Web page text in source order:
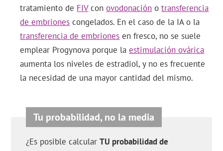
tratamiento de FIVconovodonación otransferencia
de embriones congelados. En el caso de la IA o la
transferencia de embriones en fresco, no se suele
emplear Progynova porque laestimulación ovárica
aumenta los niveles de estradiol, y no es frecuente
la necesidad de una mayor cantidad del mismo.
¿Es posible calcularTU probabilidad de